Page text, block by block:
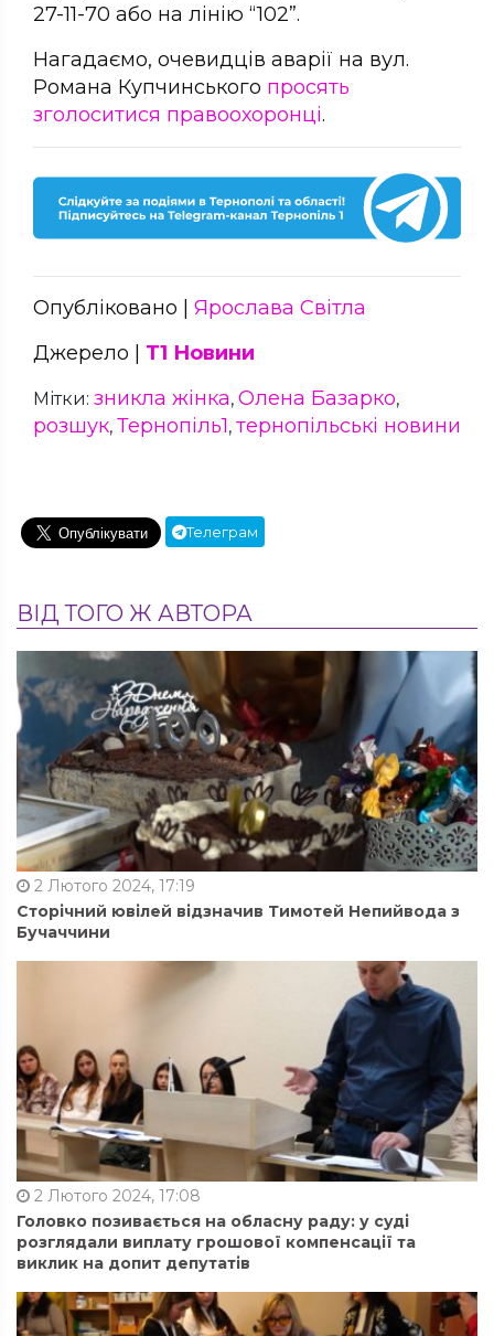
27-11-70 або на лінію “102”.
Нагадаємо, очевидців аварії на вул.
Романа Купчинського просять
зголоситися правоохоронці.
Опубліковано | Ярослава Світла
Джерело | Т1 Новини
Мітки: зникла жінка, Олена Базарко,
розшук, Тернопіль1, тернопільські новини
Телеграм
ВІД ТОГО Ж АВТОРА
2 Лютого 2024, 17:19
Сторічний ювілей відзначив Тимотей Непийвода з
Бучаччини
2 Лютого 2024, 17:08
Головко позивається на обласну раду: у суді
розглядали виплату грошової компенсації та
виклик на допит депутатів